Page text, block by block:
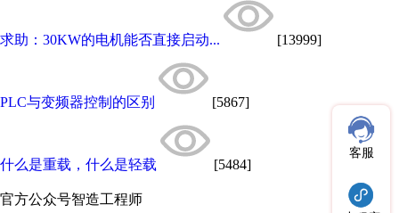
求助：30KW的电机能否直接启动... [13999]
PLC与变频器控制的区别 [5867]
什么是重载，什么是轻载 [5484]
官方公众号智造工程师
客服